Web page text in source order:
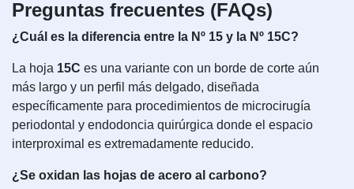
Preguntas frecuentes (FAQs)
¿Cuál es la diferencia entre la Nº 15 y la Nº 15C?
La hoja 15C es una variante con un borde de corte aún
más largo y un perfil más delgado, diseñada
específicamente para procedimientos de microcirugía
periodontal y endodoncia quirúrgica donde el espacio
interproximal es extremadamente reducido.
¿Se oxidan las hojas de acero al carbono?